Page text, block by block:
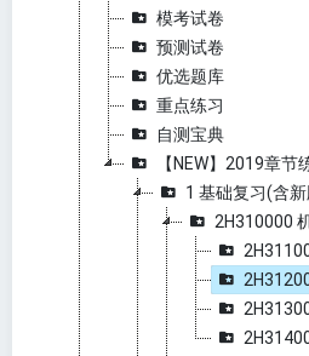
模考试卷
预测试卷
优选题库
重点练习
自测宝典
【NEW】2019章
1 基础复习(含
2H310000